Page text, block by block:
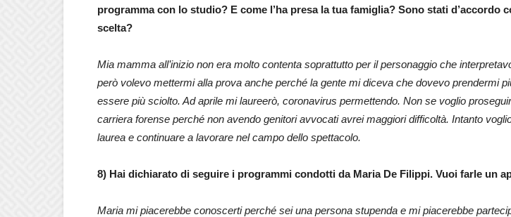
programma con lo studio? E come l’ha presa la tua famiglia? Sono stati d’accordo
scelta?
Mia mamma all’inizio non era molto contenta soprattutto per il personaggio che
però volevo mettermi alla prova anche perché la gente mi diceva che dovevo prendermi
essere più sciolto. Ad aprile mi laureerò, coronavirus permettendo. Non se voglio
carriera forense perché non avendo genitori avvocati avrei maggiori difficoltà. Intanto
laurea e continuare a lavorare nel campo dello spettacolo.
8) Hai dichiarato di seguire i programmi condotti da Maria De Filippi. Vuoi farle un
Maria mi piacerebbe conoscerti perché sei una persona stupenda e mi piacerebbe